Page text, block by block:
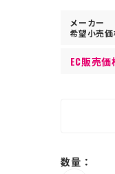
メーカー
希望小売
EC販売価
数量：